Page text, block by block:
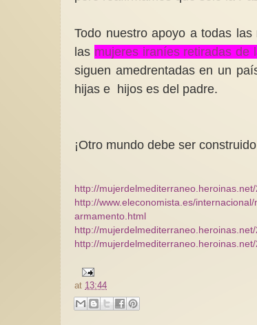
Todo nuestro apoyo a todas
las mujeres iraníes retiradas de
siguen amedrentadas en un
hijas e hijos es del padre.
¡Otro mundo debe ser
http://
http://www.eleconomista.es/
armamento.html
http://
http://
at 13:44